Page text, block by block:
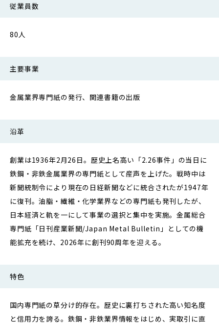
従業員数
80人
主要事業
金属業界専門紙の発行、関連書籍の出版
沿革
創業は1936年2月26日。歴史上名高い「2.26事件」の当日に
鉄鋼・非鉄金属業界の専門紙として産声を上げた。戦時中は
新聞統制令により現在の日経新聞などに統合されたが1947年
に復刊。油脂・繊維・化学業界などの専門紙も発刊したが、
日本経済と軌を一にして事業の選択と集中を実施。金属総合
専門紙「日刊産業新聞/Japan Metal Bulletin」としての機
能拡充を続け、2026年に創刊90周年を迎える。
特色
国内専門紙の草分け的存在。歴史に裏打ちされた高い知名度
と信用力を誇る。鉄鋼・非鉄業界情報をはじめ、実取引に直